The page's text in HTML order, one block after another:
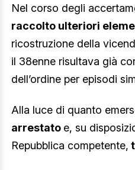
Nel corso degli
raccolto ulteriori
ricostruzione della
il 38enne risultava già
dell’ordine per episodi
Alla luce di quanto
arrestato e, su
Repubblica competente,